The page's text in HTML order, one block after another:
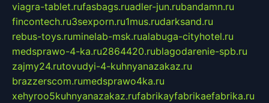
viagra-tablet.rufasbags.ruadler-jun.rubandamn.ru
fincontech.ru3sexporn.ru1mus.rudarksand.ru
rebus-toys.ruminelab-msk.rualabuga-cityhotel.ru
medsprawo-4-ka.ru2864420.rublagodarenie-spb.ru
zajmy24.rutovudyi-4-kuhnyanazakaz.ru
brazzerscom.rumedsprawo4ka.ru
xehyroo5kuhnyanazakaz.rufabrikayfabrikaefabrika.ru